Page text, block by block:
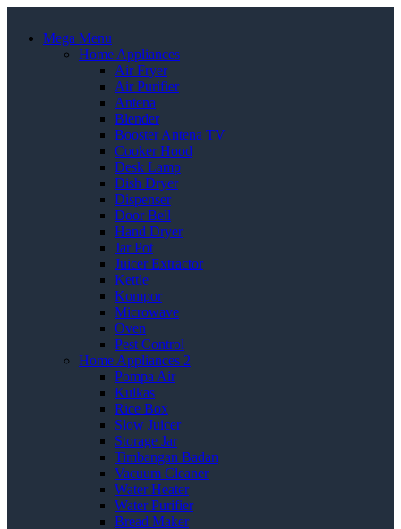
Mega Menu
Home Appliances
Air Fryer
Air Purifier
Antena
Blender
Booster Antena TV
Cooker Hood
Desk Lamp
Dish Dryer
Dispenser
Door Bell
Hand Dryer
Jar Pot
Juicer Extractor
Kettle
Kompor
Microwave
Oven
Pest Control
Home Appliances 2
Pompa Air
Kulkas
Rice Box
Slow Juicer
Storage Jar
Timbangan Badan
Vacuum Cleaner
Water Heater
Water Purifier
Bread Maker